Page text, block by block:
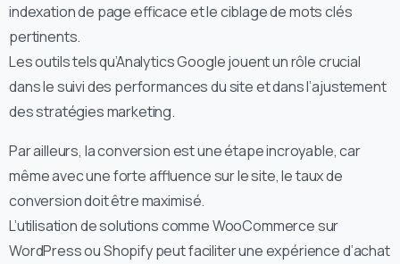
indexation de page efficace et le ciblage de mots clés
pertinents.
Les outils tels qu’Analytics Google jouent un rôle crucial
dans le suivi des performances du site et dans l’ajustement
des stratégies marketing.
Par ailleurs, la conversion est une étape incroyable, car
même avec une forte affluence sur le site, le taux de
conversion doit être maximisé.
L’utilisation de solutions comme WooCommerce sur
WordPress ou Shopify peut faciliter une expérience d’achat